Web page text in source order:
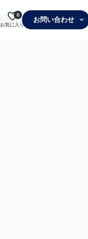
お気に入り
0
お問い合わせ